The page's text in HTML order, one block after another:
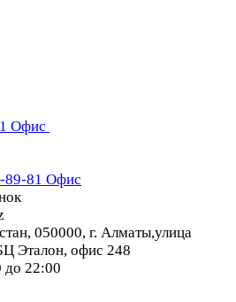
Офис
89-81 Офис
050000, г. Алматы,улица
Эталон, офис 248
до 22:00